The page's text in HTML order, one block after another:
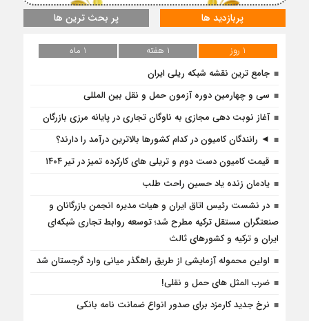
پربازدید ها پر بحث ترین ها
1 روز 1 هفته
1 ماه
جامع ترین نقشه شبکه ریلی ایران
سی و چهارمین دوره آزمون حمل و نقل بین المللی
آغاز نوبت دهی مجازی به ناوگان تجاری در پایانه مرزی بازرگان
◄ رانندگان کامیون در کدام کشورها بالاترین درآمد را دارند؟
قیمت کامیون دست دوم و تریلی‌ های کارکرده تمیز در تیر ۱۴۰۴
یادمان زنده یاد حسین راحت طلب
در نشست رئیس اتاق ایران و هیات مدیره انجمن بازرگانان و
صنعتگران مستقل ترکیه مطرح شد؛ توسعه روابط تجاری شبکه‌ای
ایران و ترکیه و کشورهای ثالث
اولین محموله آزمایشی از طریق راهگذر میانی وارد گرجستان شد
ضرب المثل های حمل و نقلی!
نرخ جدید کارمزد برای صدور انواع ضمانت نامه بانکی